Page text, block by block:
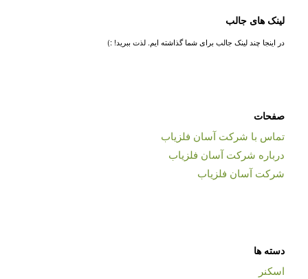
لینک های جالب
در اینجا چند لینک جالب برای شما گذاشته ایم. لذت ببرید! :)
صفحات
تماس با شرکت آسان فلزیاب
درباره شرکت آسان فلزیاب
شرکت آسان فلزیاب
دسته ها
اسکنر